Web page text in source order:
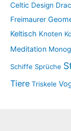
Celtic Design
Freimaurer
Keltisch Knoten
Meditation
Schiffe Sprüche
Tiere Triskele